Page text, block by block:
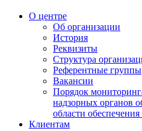
О центре
Об организации
История
Реквизиты
Структура
Референтные группы
Вакансии
Порядок
надзорных органов
области
Клиентам